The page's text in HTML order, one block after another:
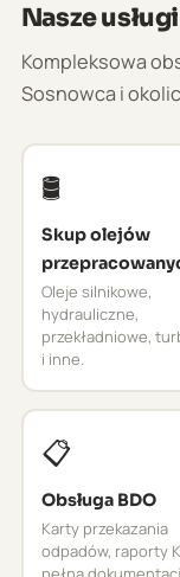
Nasze
Kompleksowa
Sosnowca i
🛢️
Skup olejów
Oleje silnikowe,
hydrauliczne,
przekładniowe,
i inne.
📋
Obsługa BDO
Karty przekazania
odpadów, raporty